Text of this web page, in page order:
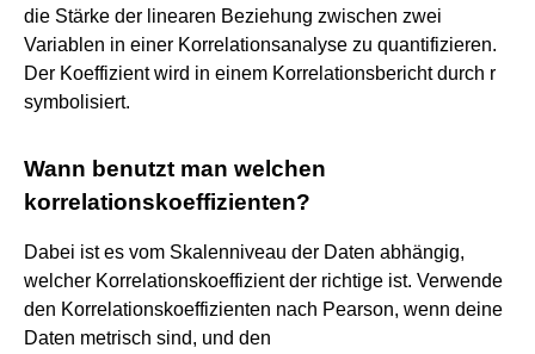
die Stärke der linearen Beziehung zwischen zwei
Variablen in einer Korrelationsanalyse zu quantifizieren.
Der Koeffizient wird in einem Korrelationsbericht durch r
symbolisiert.
Wann benutzt man welchen
korrelationskoeffizienten?
Dabei ist es vom Skalenniveau der Daten abhängig,
welcher Korrelationskoeffizient der richtige ist. Verwende
den Korrelationskoeffizienten nach Pearson, wenn deine
Daten metrisch sind, und den